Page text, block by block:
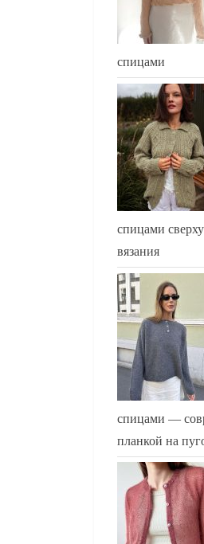
спицами
спицами
вязания
спицами —
планкой на